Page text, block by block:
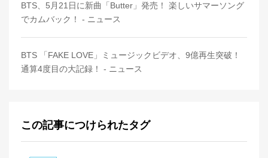
BTS、5月21日に新曲「Butter」発売！ 楽しいサマーソング
でカムバック！ - ニュース
BTS 「FAKE LOVE」ミュージックビデオ、9億再生突破！
通算4度目の大記録！ - ニュース
この記事につけられたタグ